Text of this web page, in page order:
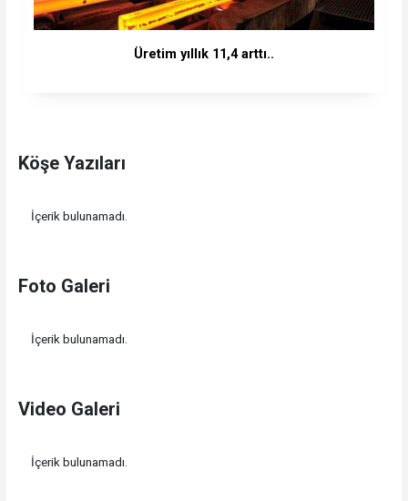
Üretim yıllık 11,4 arttı..
Köşe Yazıları
İçerik bulunamadı.
Foto Galeri
İçerik bulunamadı.
Video Galeri
İçerik bulunamadı.